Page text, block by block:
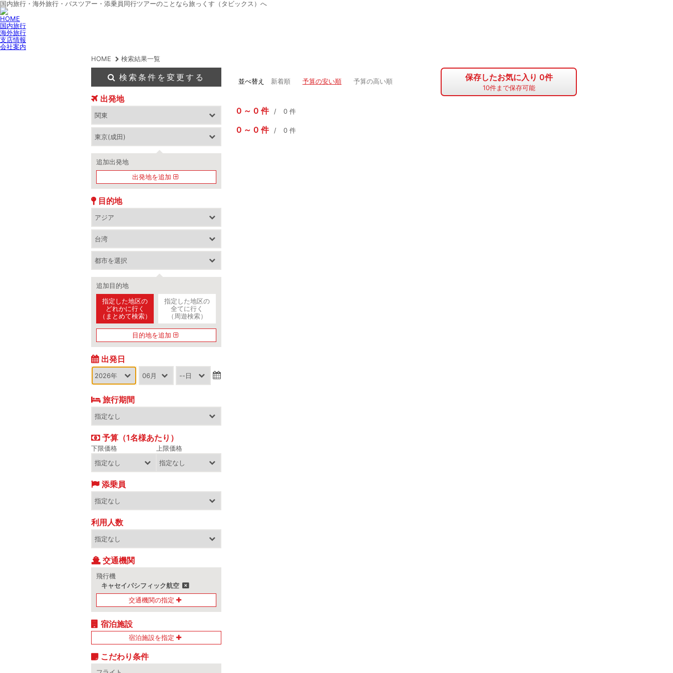
国内旅行・海外旅行・バスツアー・添乗員同行ツアーのことなら旅っくす（タビックス）へ
HOME
国内旅行
海外旅行
支店情報
会社案内
HOME
検索結果一覧
保存したお気に入り 0件
10件まで保存可能
並べ替え 新着順 予算の安い順 予算の高い順
0 0 件 0 件
0 0 件 0 件
検索条件を変更する
出発地
追加出発地
出発地を追加
目的地
追加目的地
指定した地区の
どれかに行く
（まとめて検索）
指定した地区の
全てに行く
（周遊検索）
目的地を追加
出発日
旅行期間
予算（1名様あたり）
下限価格 上限価格
添乗員
利用人数
交通機関
飛行機
キャセイパシフィック航空
交通機関の指定
宿泊施設
宿泊施設を指定
こだわり条件